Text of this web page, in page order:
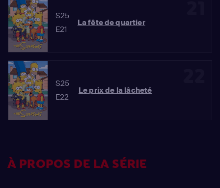
S25
E21
La fête de quartier
S25
E22
Le prix de la lâcheté
À PROPOS DE LA SÉRIE